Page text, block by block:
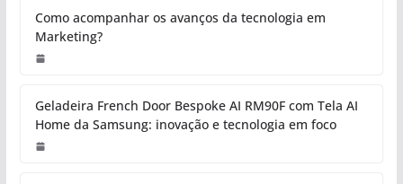
Como acompanhar os avanços da tecnologia em
Marketing?
Geladeira French Door Bespoke AI RM90F com Tela AI
Home da Samsung: inovação e tecnologia em foco